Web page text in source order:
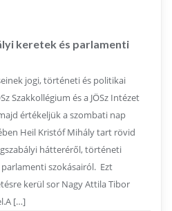
keretek és parlamenti
jogi, történeti és politikai
Szakkollégium és a JÖSz Intézet
értékeljük a szombati nap
Heil Kristóf Mihály tart rövid
hátteréről, történeti
szokásairól. Ezt
kerül sor Nagy Attila Tibor
[…]